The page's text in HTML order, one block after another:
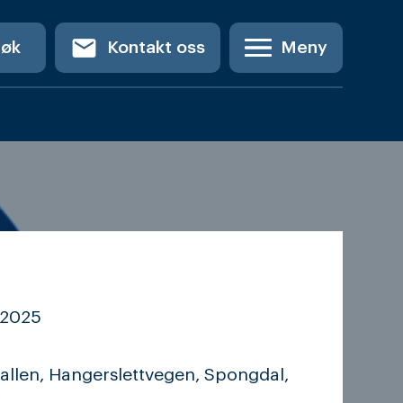
email Kontakt oss Meny
2025
Hangerslettvegen, Spongdal,